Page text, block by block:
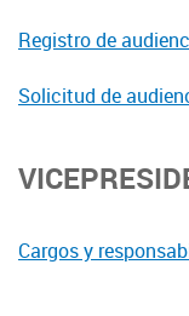
Registro de
Solicitud de
Cargos y